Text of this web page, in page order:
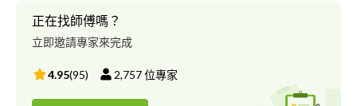
舊！//// 漏水-壁癌/亀裂 （鐵皮安裝作業工程） （10)水泥工程 地
面磁磚凸出 牆面磁磚打除 折除//更新 （11)防水工程 頂樓地面漏
水- 牆面壁癌、 （12)油漆工程 住家 全室油漆粉刷作業-- ------------
------------- ??不分任何 大-小 服務工程 只要你拿起電話撥打 電話給
我! ??一通電話 ??服務到家
正在找師傅嗎？
立即邀請專家來完成
4.95(95) 2,757位專家